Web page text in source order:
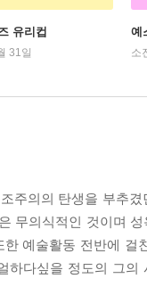
유리컵
31일
예
소
주의의 탄생을 부추
무의식적인 것이며
예술활동 전반에
하다싶을 정도의 그